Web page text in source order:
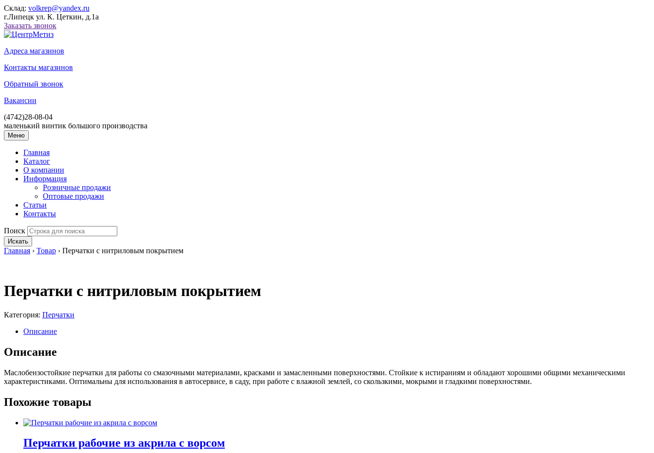
Склад: volkrep@yandex.ru
г.Липецк ул. К. Цеткин, д.1а
Заказать звонок
Адреса магазинов
Контакты магазинов
Обратный звонок
Вакансии
(4742)28-08-04
маленький винтик большого производства
Меню
Главная
Каталог
О компании
Информация
Розничные продажи
Оптовые продажи
Статьи
Контакты
Поиск
Искать
Главная › Товар › Перчатки с нитриловым покрытием
Перчатки с нитриловым покрытием
Категория: Перчатки
Описание
Описание
Маслобензостойкие перчатки для работы со смазочными материалами, красками и замасленными поверхностями. Стойкие к истираниям и обладают хорошими общими механическими
характеристиками. Оптимальны для использования в автосервисе, в саду, при работе с влажной землей, со скользкими, мокрыми и гладкими поверхностями.
Похожие товары
Перчатки рабочие из акрила с ворсом